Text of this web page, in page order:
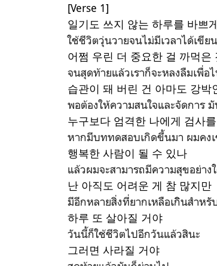
[Verse 1]
일기도 쓰지 않는 하루를 바쁘
ใช้ชีวิตวุ่นวายจนไม่มีเวลาได้เขีย
어쩜 우린 더 중요한 걸 까먹은
จนสุดท้ายแล้วเราก็จะหลงลืมเพื่
습관이 돼 버린 건 아마도 강박
พอต้องให้ความสนใจและจัดการ
누구보다 엄격한 나에게 검사
หากมีบททดสอบเกิดขึ้นมา ผมคงเ
행복한 사람이 될 수 있나
แล้วผมจะสามารถมีความสุขอย่าง
난 아직도 어려운 게 참 많지만
มีอีกหลายสิ่งที่ยากเหลือเกิินสำหรั
하루 또 살아질 거야
วันนี้ก็ใช้ชีวิตไปอีกวันแล้วสินะ
그러면 사라질 거야